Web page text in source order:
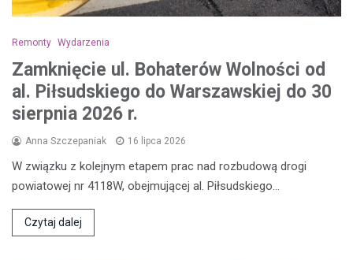
Remonty Wydarzenia
Zamknięcie ul. Bohaterów Wolności od
al. Piłsudskiego do Warszawskiej do 30
sierpnia 2026 r.
Anna Szczepaniak 16 lipca 2026
W związku z kolejnym etapem prac nad rozbudową drogi
powiatowej nr 4118W, obejmującej al. Piłsudskiego…
Czytaj dalej